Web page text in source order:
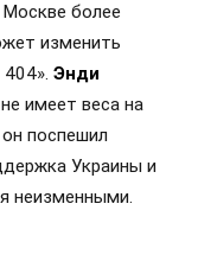
более
изменить
Энди
имеет веса на
поспешил
Украины и
неизменными.